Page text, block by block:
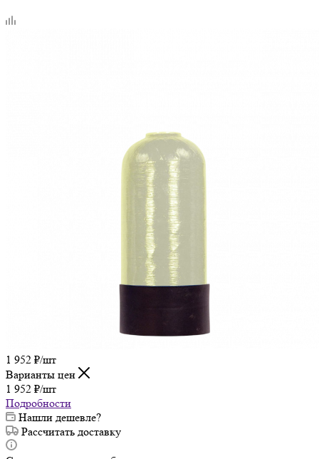
1 952 ₽/шт
Варианты цен
1 952 ₽/шт
Подробности
Нашли дешевле?
Рассчитать доставку